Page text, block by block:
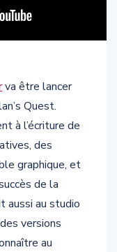
va être lancer
Quest.
à l’écriture de
des
graphique, et
de la
aussi au studio
versions
au